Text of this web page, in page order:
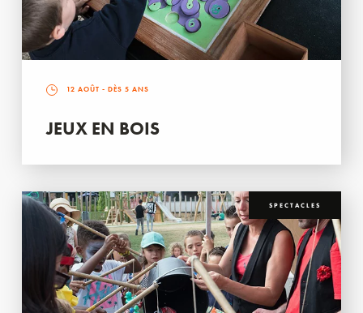
12 AOÛT - DÈS 5 ANS
JEUX EN BOIS
SPECTACLES